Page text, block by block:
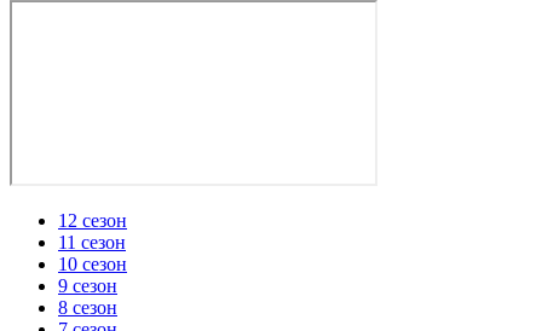
12 сезон
11 сезон
10 сезон
9 сезон
8 сезон